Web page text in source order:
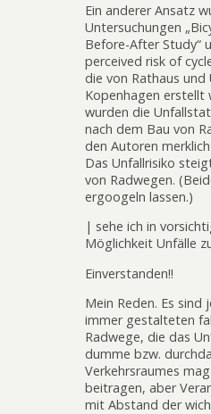
Ein anderer Ansatz
Untersuchungen
Before-After Study“
perceived risk of
die von Rathaus
Kopenhagen erstellt
wurden die
nach dem Bau von
den Autoren
Das Unfallrisiko
von Radwegen.
ergoogeln lassen.)
| sehe ich in
Möglichkeit Unfälle
Einverstanden!!
Mein Reden. Es sind
immer gestalteten
Radwege, die das
dumme bzw.
Verkehrsraumes
beitragen, aber
mit Abstand der